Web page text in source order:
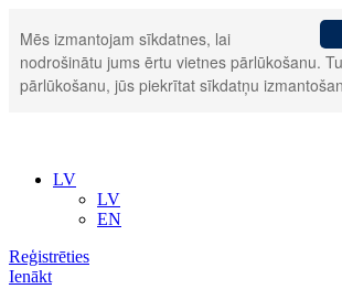
Mēs izmantojam sīkdatnes, lai
nodrošinātu jums ērtu vietnes pārlūkošanu.
pārlūkošanu, jūs piekrītat sīkdatņu
LV
LV
EN
Reģistrēties
Ienākt